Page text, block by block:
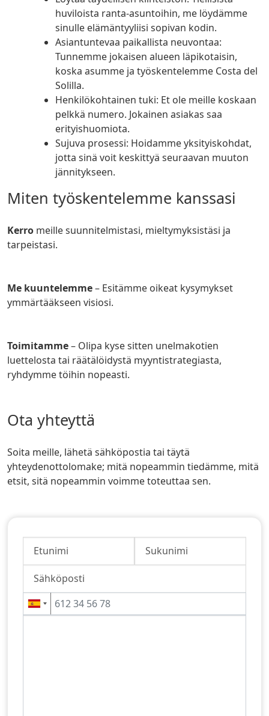
huviloista ranta-asuntoihin, me löydämme
sinulle elämäntyyliisi sopivan kodin.
Asiantuntevaa paikallista neuvontaa:
Tunnemme jokaisen alueen läpikotaisin,
koska asumme ja työskentelemme Costa del
Solilla.
Henkilökohtainen tuki: Et ole meille koskaan
pelkkä numero. Jokainen asiakas saa
erityishuomiota.
Sujuva prosessi: Hoidamme yksityiskohdat,
jotta sinä voit keskittyä seuraavan muuton
jännitykseen.
Miten työskentelemme kanssasi
Kerro meille suunnitelmistasi, mieltymyksistäsi ja
tarpeistasi.
Me kuuntelemme– Esitämme oikeat kysymykset
ymmärtääkseen visiosi.
Toimitamme– Olipa kyse sitten unelmakotien
luettelosta tai räätälöidystä myyntistrategiasta,
ryhdymme töihin nopeasti.
Ota yhteyttä
Soita meille, lähetä sähköpostia tai täytä
yhteydenottolomake; mitä nopeammin tiedämme, mitä
etsit, sitä nopeammin voimme toteuttaa sen.